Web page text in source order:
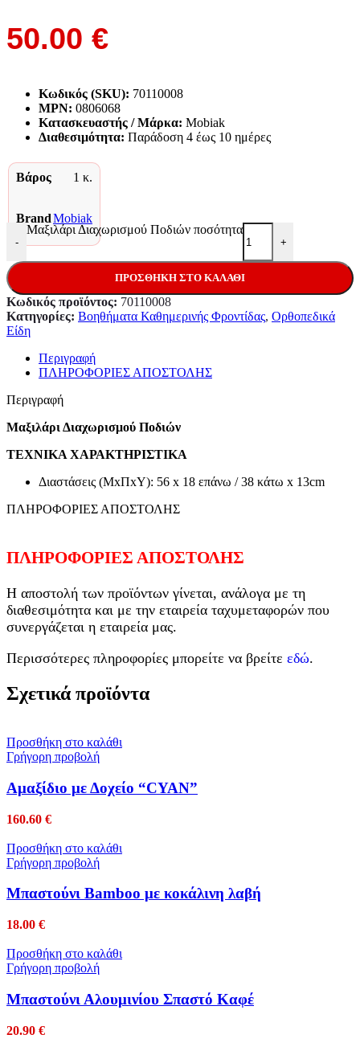
50.00 €
Κωδικός (SKU): 70110008
MPN: 0806068
Κατασκευαστής / Μάρκα: Mobiak
Διαθεσιμότητα: Παράδoση 4 έως 10 ημέρες
Βάρος 1 κ.
BrandMobiak
-
Μαξιλάρι Διαχωρισμού Ποδιών ποσότητα
+
ΠΡΟΣΘΉΚΗ ΣΤΟ ΚΑΛΆΘΙ
Κωδικός προϊόντος: 70110008
Κατηγορίες: Βοηθήματα Καθημερινής Φροντίδας, Ορθοπεδικά
Είδη
Περιγραφή
ΠΛΗΡΟΦΟΡΙΕΣ ΑΠΟΣΤΟΛΗΣ
Περιγραφή
Μαξιλάρι Διαχωρισμού Ποδιών
ΤΕΧΝΙΚΑ ΧΑΡΑΚΤΗΡΙΣΤΙΚΑ
Διαστάσεις (ΜxΠxΥ): 56 x 18 επάνω / 38 κάτω x 13cm
ΠΛΗΡΟΦΟΡΙΕΣ ΑΠΟΣΤΟΛΗΣ
ΠΛΗΡΟΦΟΡΙΕΣ ΑΠΟΣΤΟΛΗΣ
Η αποστολή των προϊόντων γίνεται, ανάλογα με τη
διαθεσιμότητα και με την εταιρεία ταχυμεταφορών που
συνεργάζεται η εταιρεία μας.
Περισσότερες πληροφορίες μπορείτε να βρείτε εδώ.
Σχετικά προϊόντα
Προσθήκη στο καλάθι
Γρήγορη προβολή
Αμαξίδιο με Δοχείο “CYAN”
160.60 €
Προσθήκη στο καλάθι
Γρήγορη προβολή
Μπαστούνι Bamboo με κοκάλινη λαβή
18.00 €
Προσθήκη στο καλάθι
Γρήγορη προβολή
Μπαστούνι Αλουμινίου Σπαστό Καφέ
20.90 €